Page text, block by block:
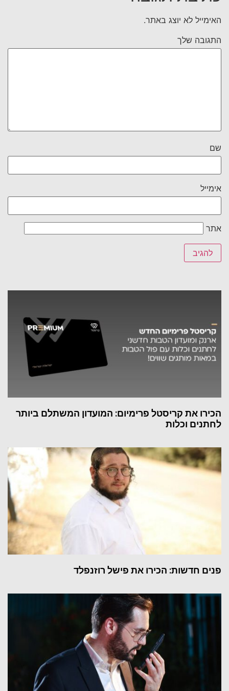
האימייל לא יוצג באתר.
התגובה שלך
שם
אימייל
אתר
הכירו את קריסטל פרימיום: המועדון המשתלם ביותר
לחתנים וכלות
פנים חדשות: הכירו את פישל רוזנפלד